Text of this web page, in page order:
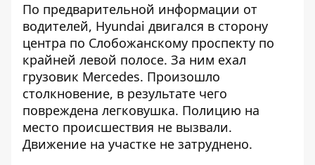
По предварительной информации от
водителей, Hyundai двигался в сторону
центра по Слобожанскому проспекту по
крайней левой полосе. За ним ехал
грузовик Mercedes. Произошло
столкновение, в результате чего
повреждена легковушка. Полицию на
место происшествия не вызвали.
Движение на участке не затруднено.